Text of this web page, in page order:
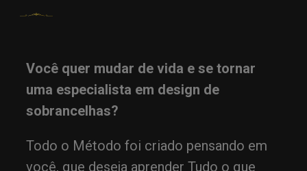
Você quer mudar de vida e se tornar
uma especialista em design de
sobrancelhas?
Todo o Método foi criado pensando em
você, que deseja aprender Tudo o que